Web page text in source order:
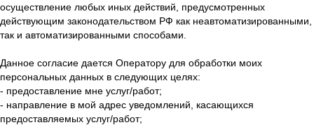
осуществление любых иных действий, предусмотренных
действующим законодательством РФ как неавтоматизированными,
так и автоматизированными способами.
Данное согласие дается Оператору для обработки моих
персональных данных в следующих целях:
- предоставление мне услуг/работ;
- направление в мой адрес уведомлений, касающихся
предоставляемых услуг/работ;